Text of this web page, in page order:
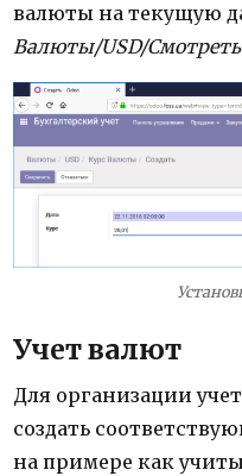
валюты на текущую
Валюты/USD/
Учет валют
Для организации
создать
на примере как